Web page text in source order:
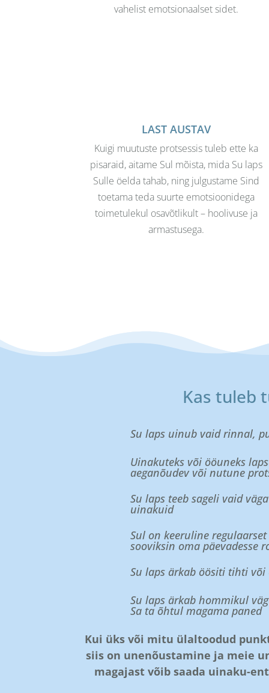
vahelist emotsionaalset sidet.
LAST AUSTAV
Kuigi muutuste protsessis tuleb ette ka
pisaraid, aitame Sul mõista, mida Su laps
Sulle öelda tahab, ning julgustame Sind
toetama teda suurte emotsioonidega
toimetulekul osavõtlikult – hoolivuse ja
armastusega.
Kas tuleb
Su laps uinub vaid rinnal,
Uinakuteks või ööuneks
aeganõudev või nutune
Su laps teeb sageli vaid
uinakuid
Sul on keeruline
sooviksin oma päevadesse
Su laps ärkab öösiti tihti
Su laps ärkab hommikul
Sa ta õhtul magama paned
Kui üks või mitu ülaltoodud
siis on unenõustamine ja meie
magajast võib saada uinaku-